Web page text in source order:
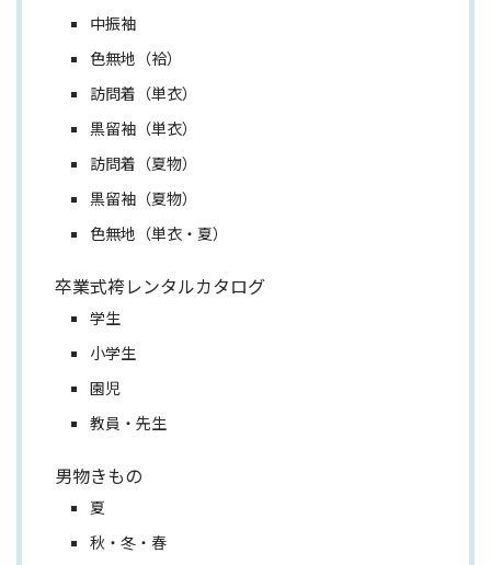
中振袖
色無地（袷）
訪問着（単衣）
黒留袖（単衣）
訪問着（夏物）
黒留袖（夏物）
色無地（単衣・夏）
卒業式袴レンタルカタログ
学生
小学生
園児
教員・先生
男物きもの
夏
秋・冬・春